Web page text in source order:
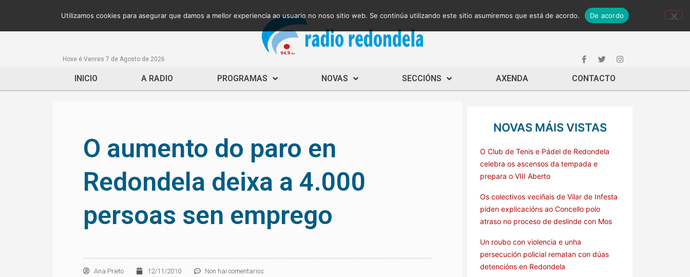
Hoxe é Venres 7 de Agosto de 2026
INICIO A RADIO PROGRAMAS NOVAS SECCIÓNS AXENDA CONTACTO
O aumento do paro en
Redondela deixa a 4.000
persoas sen emprego
Ana Prieto 12/11/2010 Non hai comentarios
NOVAS MÁIS VISTAS
O Club de Tenis e Pádel de Redondela
celebra os ascensos da tempada e
prepara o VIII Aberto
Os colectivos veciñais de Vilar de Infesta
piden explicacións ao Concello polo
atraso no proceso de deslinde con Mos
Un roubo con violencia e unha
persecución policial rematan con dúas
detencións en Redondela
Utilizamos cookies para asegurar que damos a mellor experiencia ao usuario no noso sitio web. Se continúa utilizando este sitio asumiremos que está de acordo. De acordo